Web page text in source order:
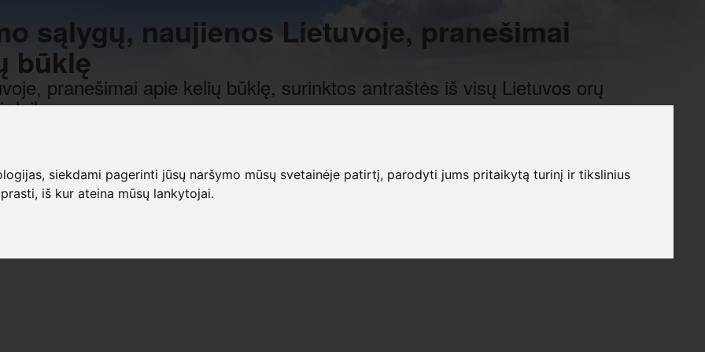
siekdami pagerinti jūsų naršymo mūsų svetainėje patirtį, parodyti jums pritaikytą turinį ir tikslinius
iš kur ateina mūsų lankytojai.
sąlygų, naujienos Lietuvoje, pranešimai
būklę
pranešimai apie kelių būklę, surinktos antraštės iš visų Lietuvos orų
laiką.